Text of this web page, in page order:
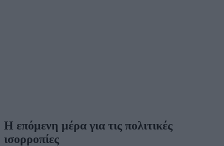
Η επόμενη μέρα για τις πολιτικές
ισορροπίες